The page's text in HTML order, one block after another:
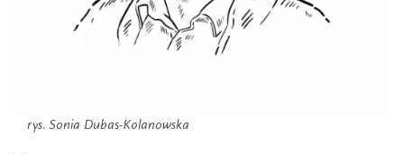
rys. Sonia Dubas-Kolanowska